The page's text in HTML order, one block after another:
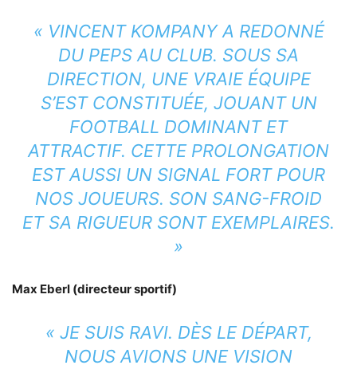
« VINCENT KOMPANY A REDONNÉ
DU PEPS AU CLUB. SOUS SA
DIRECTION, UNE VRAIE ÉQUIPE
S’EST CONSTITUÉE, JOUANT UN
FOOTBALL DOMINANT ET
ATTRACTIF. CETTE PROLONGATION
EST AUSSI UN SIGNAL FORT POUR
NOS JOUEURS. SON SANG-FROID
ET SA RIGUEUR SONT EXEMPLAIRES.
»
Max Eberl (directeur sportif)
« JE SUIS RAVI. DÈS LE DÉPART,
NOUS AVIONS UNE VISION